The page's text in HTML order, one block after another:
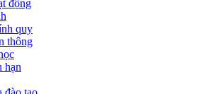
động
quy
thông
hạn